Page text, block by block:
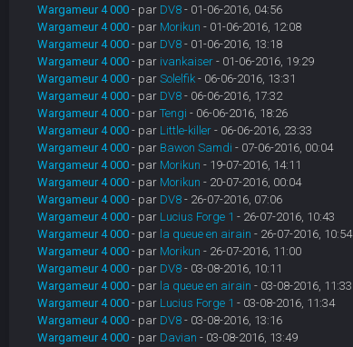
Wargameur 4 000 - par DV8- 01-06-2016, 04:56
Wargameur 4 000 - par Morikun - 01-06-2016, 12:08
Wargameur 4 000 - par DV8- 01-06-2016, 13:18
Wargameur 4 000 - par ivankaiser- 01-06-2016, 19:29
Wargameur 4 000 - par Solelfik- 06-06-2016, 13:31
Wargameur 4 000 - par DV8- 06-06-2016, 17:32
Wargameur 4 000 - par Tengi - 06-06-2016, 18:26
Wargameur 4 000 - par Little-killer- 06-06-2016, 23:33
Wargameur 4 000 - par Bawon Samdi - 07-06-2016, 00:04
Wargameur 4 000 - par Morikun - 19-07-2016, 14:11
Wargameur 4 000 - par Morikun - 20-07-2016, 00:04
Wargameur 4 000 - par DV8- 26-07-2016, 07:06
Wargameur 4 000 - par Lucius Forge 1 - 26-07-2016, 10:43
Wargameur 4 000 - par la queue en airain - 26-07-2016, 10:54
Wargameur 4 000 - par Morikun - 26-07-2016, 11:00
Wargameur 4 000 - par DV8- 03-08-2016, 10:11
Wargameur 4 000 - par la queue en airain - 03-08-2016, 11:33
Wargameur 4 000 - par Lucius Forge 1 - 03-08-2016, 11:34
Wargameur 4 000 - par DV8- 03-08-2016, 13:16
Wargameur 4 000 - par Davian - 03-08-2016, 13:49